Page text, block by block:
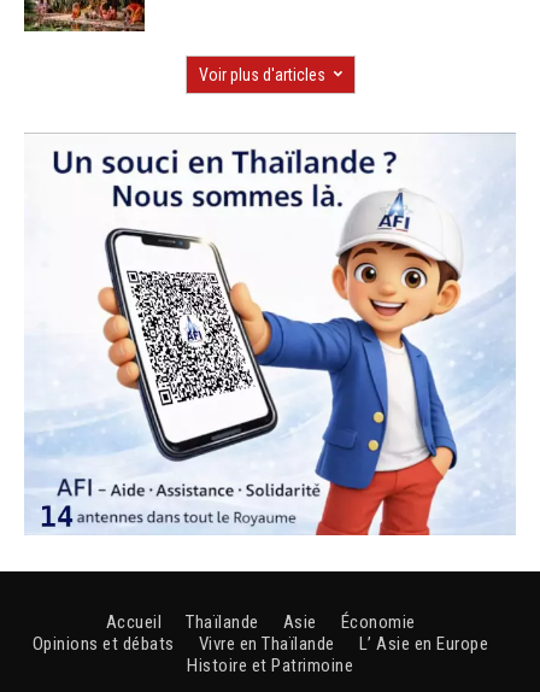
Voir plus d'articles
Accueil Thaïlande Asie
Économie
Opinions et débats
Vivre en Thaïlande
L’ Asie en Europe
Histoire et Patrimoine